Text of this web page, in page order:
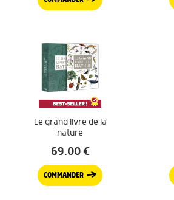
Le grand livre de la
nature
69.00€
COMMANDER